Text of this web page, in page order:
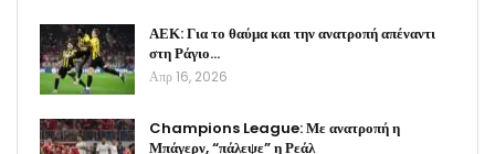
ΑΕΚ: Για το θαύμα και την ανατροπή απέναντι
στη Ράγιο…
Απρ 16, 2026
Champions League: Με ανατροπή η
Μπάγερν, “πάλεψε” η Ρεάλ